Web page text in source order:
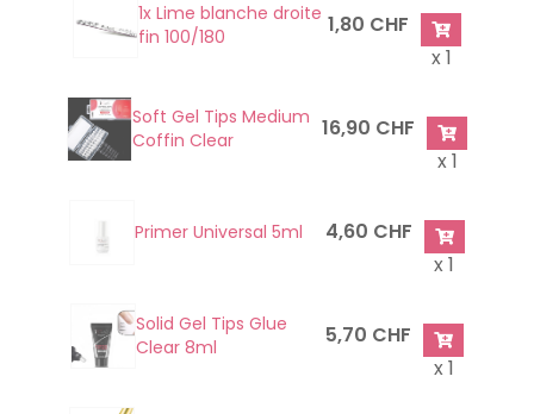
1x Lime blanche droite
fin 100/180
1,80 CHF
x 1
Soft Gel Tips Medium
Coffin Clear
16,90 CHF
x 1
Primer Universal 5ml
4,60 CHF
x 1
Solid Gel Tips Glue
Clear 8ml
5,70 CHF
x 1